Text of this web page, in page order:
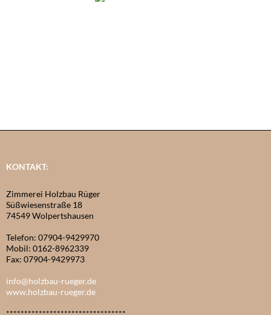
KONTAKT:
Zimmerei Holzbau Rüger
Süßwiesenstraße 18
74549 Wolpertshausen
Telefon: 07904-9429970
Mobil: 0162-8962339
Fax: 07904-9429973
info@holzbau-rueger.de
www.holzbau-rueger.de